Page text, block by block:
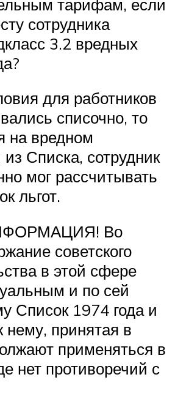
тарифам, если
сотрудника
3.2 вредных
для работников
списочно, то
на вредном
Списка, сотрудник
мог рассчитывать
льгот.
Во
советского
в этой сфере
и по сей
Список 1974 года и
нему, принятая в
применяться в
нет противоречий с